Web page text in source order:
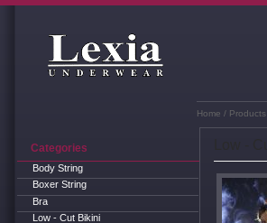
Home / Products
Categories
Body String
Boxer String
Bra
Low - Cut Bikini